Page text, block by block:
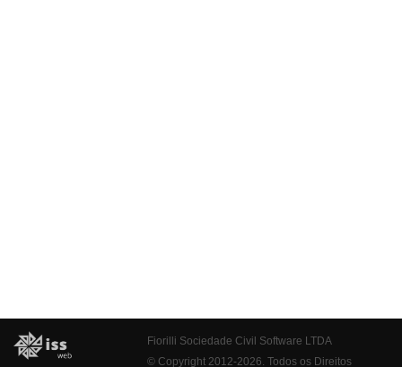
Fiorilli Sociedade Civil Software LTDA
© Copyright 2012-2026. Todos os Direitos